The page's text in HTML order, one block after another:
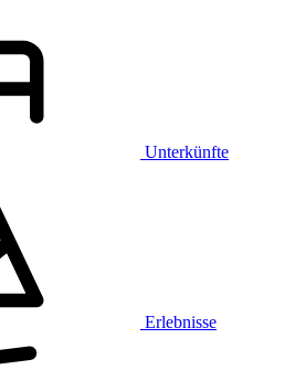
Unterkünfte
Erlebnisse